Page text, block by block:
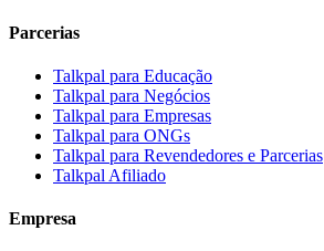
Parcerias
Talkpal para Educação
Talkpal para Negócios
Talkpal para Empresas
Talkpal para ONGs
Talkpal para Revendedores e Parcerias
Talkpal Afiliado
Empresa